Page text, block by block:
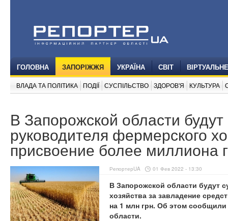
ГОЛОВНА ЗАПОРІЖЖЯ УКРАЇНА СВІТ
ВЛАДА ТА ПОЛІТИКА ПОДІЇ СУСПІЛЬСТВО ЗДОРОВ'Я КУЛЬТУРА
В Запорожской области будут
руководителя фермерского
присвоение более миллиона
РепортерUA 01 Фев 2022 - 13:30
В Запорожской области будут
хозяйства за завладение
на 1 млн грн. Об этом
области.